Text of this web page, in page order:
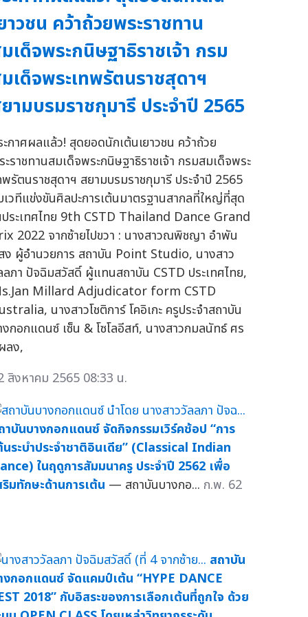
าวชน คว้าถ้วยพระราชทาน
เด็จพระกนิษฐาธิราชเจ้า กรม
เด็จพระเทพรัตนราชสุดาฯ
ามบรมราชกุมารี ประจำปี 2565
ะกาศผลแล้ว! สุดยอดนักเต้นเยาวชน คว้าถ้วย
ราชทานสมเด็จพระกนิษฐาธิราชเจ้า กรมสมเด็จพระ
พรัตนราชสุดาฯ สยามบรมราชกุมารี ประจำปี 2565
เวทีแข่งขันศิลปะการเต้นมาตรฐานสากลที่ใหญ่ที่สุด
ประเทศไทย 9th CSTD Thailand Dance Grand
2022 จากซ้ายไปขวา : นางสาวณพิชญา อำพัน
ง ผู้อำนวยการ สถาบัน Point Studio, นางสาว
ลภา ปัจฉิมสวัสดิ์ ผู้แทนสถาบัน CSTD ประเทศไทย,
Millard Adjudicator form CSTD
นางสาวโชติการ์ โคอิเกะ ครูประจำสถาบัน
งกอกแดนซ์ เซ็น & โซโลอีสท์, นางสาวกมลนัทธ์ ศร
ลง,
สิงหาคม 2565 08:33 น.
าบันบางกอกแดนซ์ จัดกิจกรรมเวิร์คช้อป “การ
นระบำประจำชาติอินเดีย” (Classical Indian
ในฤดูการสัมมนาครู ประจำปี 2562 เพื่อ
ริมทักษะด้านการเต้น — สถาบันบางกอ... ก.พ. 62
สถาบัน
งกอกแดนซ์ จัดแคมป์เต้น “HYPE DANCE
2018” กับอิสระของการเลือกเต้นที่ถูกใจ ด้วย